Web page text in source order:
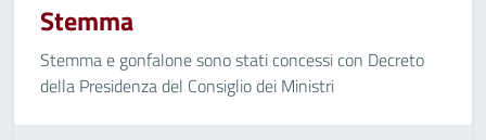
Stemma
Stemma e gonfalone sono stati concessi con Decreto
della Presidenza del Consiglio dei Ministri